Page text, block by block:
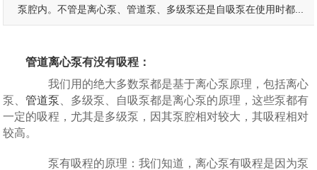
泵腔内。不管是离心泵、管道泵、多级泵还是自吸泵在使用时都...
管道离心泵有没有吸程：
我们用的绝大多数泵都是基于离心泵原理，包括离心
泵、管道泵 、多级泵、自吸泵都是离心泵的原理，这些泵都有
一定的吸程，尤其是多级泵，因其泵腔相对较大，其吸程相对
较高。
泵有吸程的原理：我们知道，离心泵有吸程是因为泵